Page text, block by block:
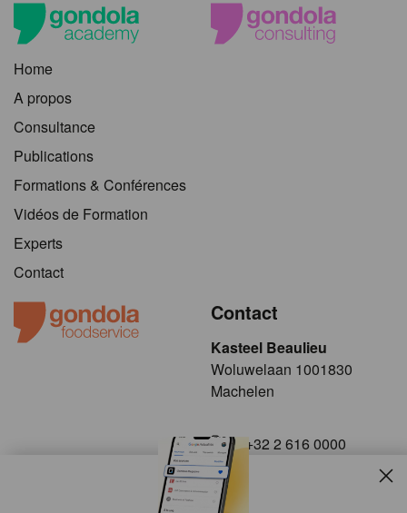
Home
A propos
Consultance
Publications
Formations & Conférences
Vidéos de Formation
Experts
Contact
Contact
Kasteel Beaulieu
​​​Woluwelaan 1001830
Machelen
+32 2 616 0000